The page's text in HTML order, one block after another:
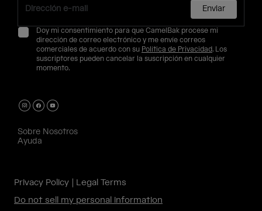
Enviar
Doy mi consentimiento para que CamelBak procese mi
dirección de correo electrónico y me envíe correos
comerciales de acuerdo con su Política de Privacidad. Los
suscriptores pueden cancelar la suscripción en cualquier
momento.
Sobre Nosotros
Ayuda
Privacy Policy
Legal Terms
Do not sell my personal information